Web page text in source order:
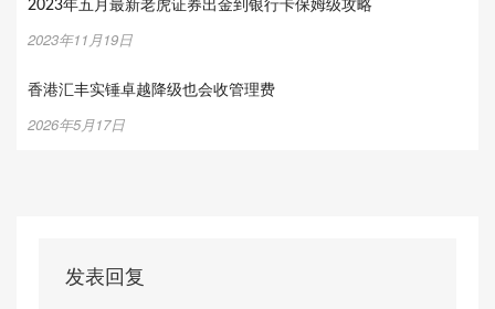
2023年五月最新老虎证券出金到银行卡保姆级攻略
2023年11月19日
香港汇丰实锤卓越降级也会收管理费
2026年5月17日
发表回复